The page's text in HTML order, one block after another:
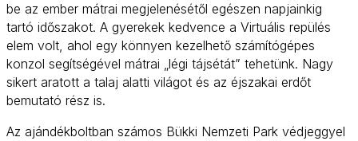
be az ember mátrai megjelenésétől egészen napjainkig
tartó időszakot. A gyerekek kedvence a Virtuális repülés
elem volt, ahol egy könnyen kezelhető számítógépes
konzol segítségével mátrai „légi tájsétát” tehetünk. Nagy
sikert aratott a talaj alatti világot és az éjszakai erdőt
bemutató rész is.
Az ajándékboltban számos Bükki Nemzeti Park védjeggyel